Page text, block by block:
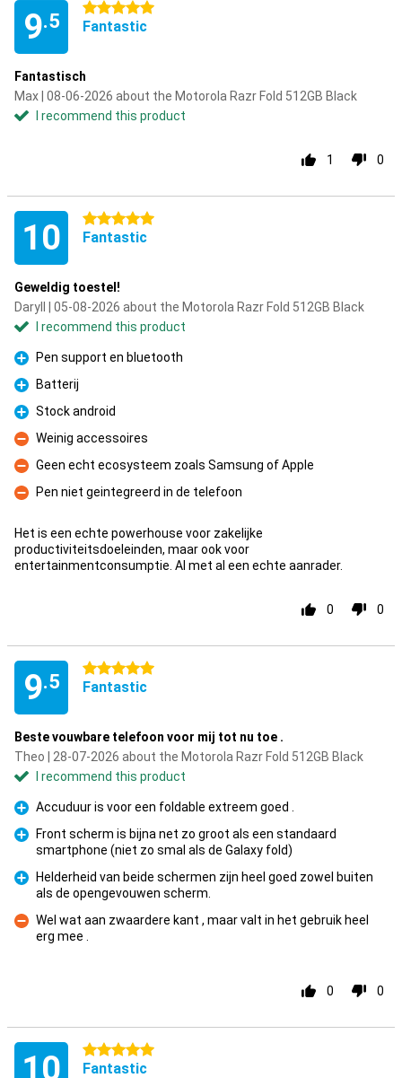
9.5
5 stars
Fantastic
Fantastisch
Max | 08-06-2026 about the Motorola Razr Fold 512GB Black
I recommend this product
1 0
10 5 stars
Fantastic
Geweldig toestel!
Daryll | 05-08-2026 about the Motorola Razr Fold 512GB Black
I recommend this product
Pro
Pen support en bluetooth
Pro
Batterij
Pro
Stock android
Con
Weinig accessoires
Con
Geen echt ecosysteem zoals Samsung of Apple
Con
Pen niet geintegreerd in de telefoon
Het is een echte powerhouse voor zakelijke
productiviteitsdoeleinden, maar ook voor
entertainmentconsumptie. Al met al een echte aanrader.
0 0
9.5
5 stars
Fantastic
Beste vouwbare telefoon voor mij tot nu toe .
Theo | 28-07-2026 about the Motorola Razr Fold 512GB Black
I recommend this product
Pro
Accuduur is voor een foldable extreem goed .
Front scherm is bijna net zo groot als een standaard
smartphone (niet zo smal als de Galaxy fold)
Helderheid van beide schermen zijn heel goed zowel buiten
als de opengevouwen scherm.
Con
Wel wat aan zwaardere kant , maar valt in het gebruik heel
erg mee .
0 0
10 5 stars
Fantastic